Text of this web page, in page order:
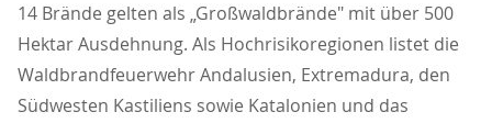
14 Brände gelten als „Großwaldbrände" mit über 500
Hektar Ausdehnung. Als Hochrisikoregionen listet die
Waldbrandfeuerwehr Andalusien, Extremadura, den
Südwesten Kastiliens sowie Katalonien und das